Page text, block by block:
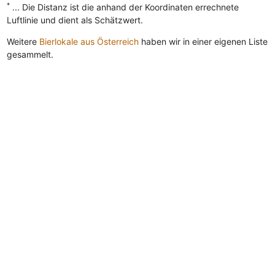
*... Die Distanz ist die anhand der Koordinaten errechnete
Luftlinie und dient als Schätzwert.
Weitere Bierlokale aus Österreichhaben wir in einer eigenen Liste
gesammelt.